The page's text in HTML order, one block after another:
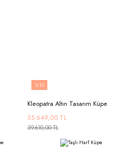
%10
Kleopatra Altın Tasarım Küpe
35.649,00 TL
39.610,00 TL